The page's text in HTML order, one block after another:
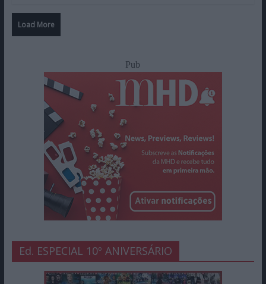
Load More
Pub
Ed. ESPECIAL 10º ANIVERSÁRIO